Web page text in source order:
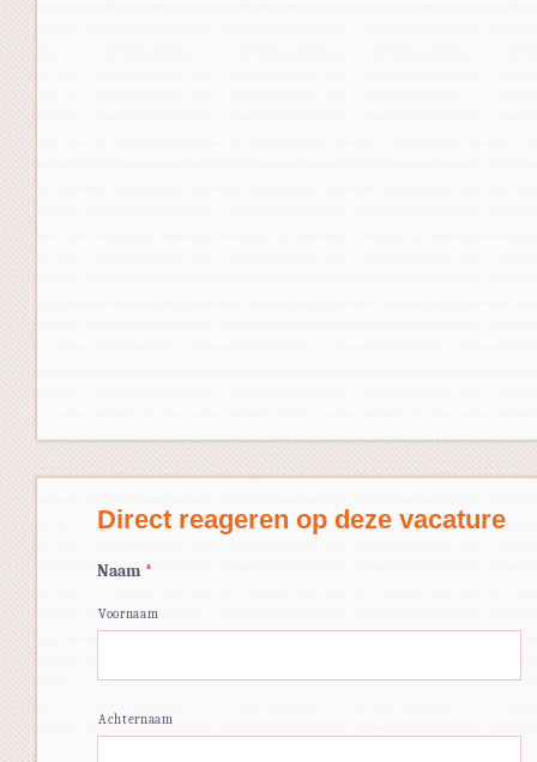
Direct reageren op deze vacature
Naam *
Voornaam
Achternaam